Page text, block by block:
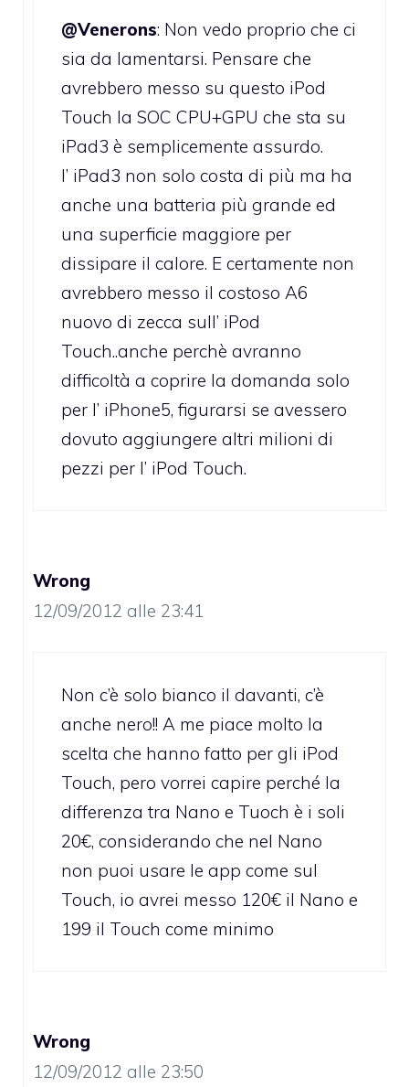
@Venerons: Non vedo proprio che ci
sia da lamentarsi. Pensare che
avrebbero messo su questo iPod
Touch la SOC CPU+GPU che sta su
iPad3 è semplicemente assurdo.
l’ iPad3 non solo costa di più ma ha
anche una batteria più grande ed
una superficie maggiore per
dissipare il calore. E certamente non
avrebbero messo il costoso A6
nuovo di zecca sull’ iPod
Touch..anche perchè avranno
difficoltà a coprire la domanda solo
per l’ iPhone5, figurarsi se avessero
dovuto aggiungere altri milioni di
pezzi per l’ iPod Touch.
Wrong
12/09/2012 alle 23:41
Non c’è solo bianco il davanti, c’è
anche nero!! A me piace molto la
scelta che hanno fatto per gli iPod
Touch, pero vorrei capire perché la
differenza tra Nano e Tuoch è i soli
20€, considerando che nel Nano
non puoi usare le app come sul
Touch, io avrei messo 120€ il Nano e
199 il Touch come minimo
Wrong
12/09/2012 alle 23:50